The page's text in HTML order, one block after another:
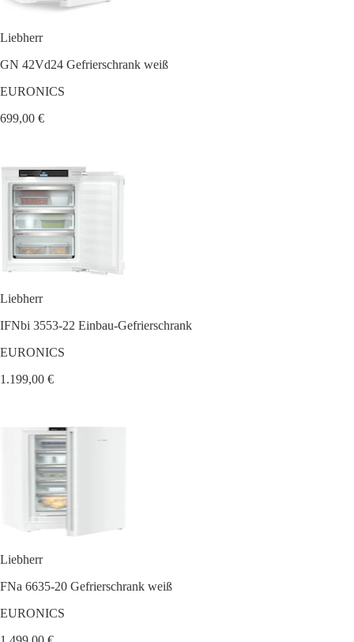
Liebherr
GN 42Vd24 Gefrierschrank weiß
EURONICS
699,00 €
Liebherr
IFNbi 3553-22 Einbau-Gefrierschrank
EURONICS
1.199,00 €
Liebherr
FNa 6635-20 Gefrierschrank weiß
EURONICS